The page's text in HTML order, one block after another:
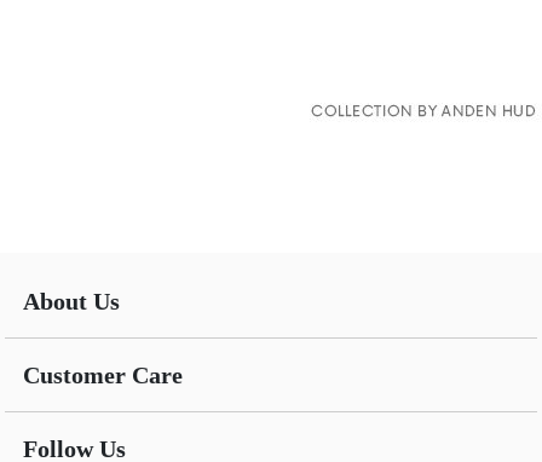
About Us
Customer Care
Follow Us